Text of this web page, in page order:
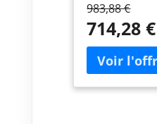
professionnels
nécessitent
innovants,
pour durer.
d'excellence et
d'innovation
983,88 €
714,28 €